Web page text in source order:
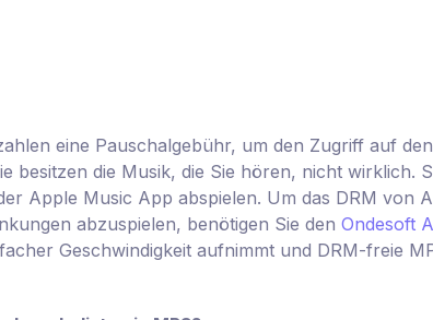
eine Pauschalgebühr, um den Zugriff auf den
besitzen die Musik, die Sie hören, nicht wirklich.
Apple Music App abspielen. Um das DRM von
abzuspielen, benötigen Sie den Ondesoft
Geschwindigkeit aufnimmt und DRM-freie